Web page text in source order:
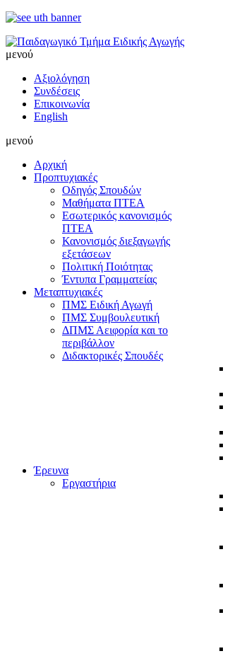
μενού
Αξιολόγηση
Συνδέσεις
Επικοινωνία
English
μενού
Αρχική
Προπτυχιακές
Οδηγός Σπουδών
Μαθήματα ΠΤΕΑ
Εσωτερικός κανονισμός
ΠΤΕΑ
Κανονισμός διεξαγωγής
εξετάσεων
Πολιτική Ποιότητας
Έντυπα Γραμματείας
Μεταπτυχιακές
ΠΜΣ Ειδική Αγωγή
ΠΜΣ Συμβουλευτική
ΔΠΜΣ Αειφορία και το
περιβάλλον
Διδακτορικές Σπουδές
Έρευνα
Εργαστήρια